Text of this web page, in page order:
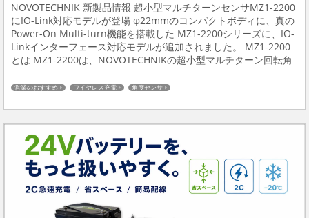
NOVOTECHNIK 新製品情報 超小型マルチターンセンサMZ1-2200
にIO-Link対応モデルが登場 φ22mmのコンパクトボディに、真の
Power-On Multi-turn機能を搭載した MZ1-2200シリーズに、IO-
Linkインターフェース対応モデルが追加されました。 MZ1-2200
とは MZ1-2200は、NOVOTECHNIKの超小型マルチターン回転角
営業のおすすめ ワイヤレス充電 角度センサ